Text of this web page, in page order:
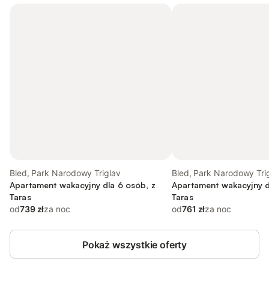
Bled, Park Narodowy Triglav
Apartament wakacyjny dla 6 osób, z
Taras
od739 złza noc
Bled, Park Narodowy
Apartament wakacyjny
Taras
od761 złza noc
Pokaż wszystkie oferty